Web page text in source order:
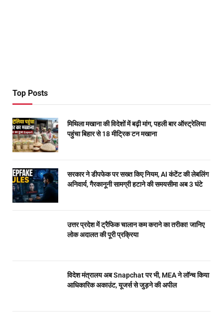
Top Posts
मिथिला मखाना की विदेशों में बढ़ी मांग, पहली बार ऑस्ट्रेलिया
पहुंचा बिहार से 18 मीट्रिक टन मखाना
सरकार ने डीपफेक पर सख्त किए नियम, AI कंटेंट की लेबलिंग
अनिवार्य, गैरकानूनी सामग्री हटाने की समयसीमा अब 3 घंटे
उत्तर प्रदेश में ट्रैफिक चालान कम कराने का तरीका! जानिए
लोक अदालत की पूरी प्रक्रिया
विदेश मंत्रालय अब Snapchat पर भी, MEA ने लॉन्च किया
आधिकारिक अकाउंट, यूजर्स से जुड़ने की अपील